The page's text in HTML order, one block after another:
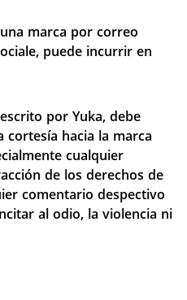
marca por correo
puede incurrir en
por Yuka, debe
cortesía hacia la marca
cualquier
de los derechos de
comentario despectivo
al odio, la violencia ni